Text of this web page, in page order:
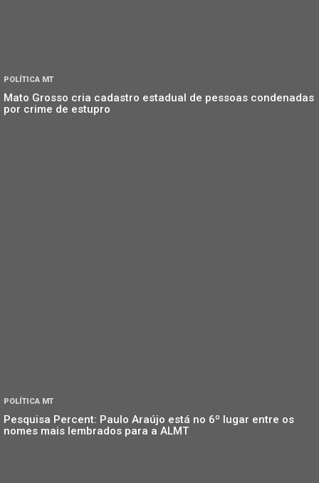
POLÍTICA MT
Mato Grosso cria cadastro estadual de pessoas condenadas
por crime de estupro
POLÍTICA MT
Pesquisa Percent: Paulo Araújo está no 6º lugar entre os
nomes mais lembrados para a ALMT